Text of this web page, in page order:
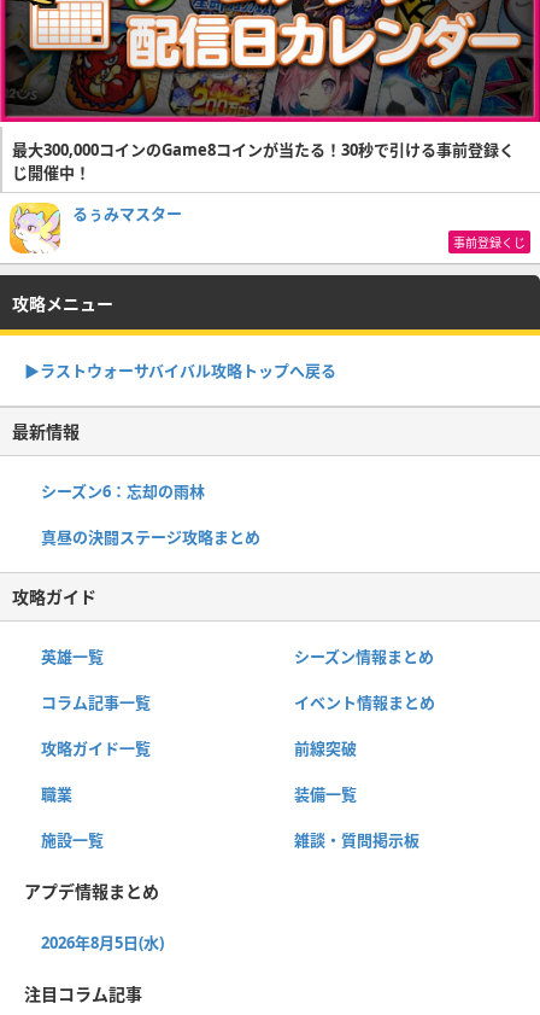
最大300,000コインのGame8コインが当たる！30秒で引ける事前登録く
じ開催中！
るぅみマスター
事前登録くじ
攻略メニュー
▶︎ラストウォーサバイバル攻略トップへ戻る
最新情報
シーズン6：忘却の雨林
真昼の決闘ステージ攻略まとめ
攻略ガイド
英雄一覧 シーズン情報まとめ
コラム記事一覧 イベント情報まとめ
攻略ガイド一覧 前線突破
職業 装備一覧
施設一覧 雑談・質問掲示板
アプデ情報まとめ
2026年8月5日(水)
注目コラム記事